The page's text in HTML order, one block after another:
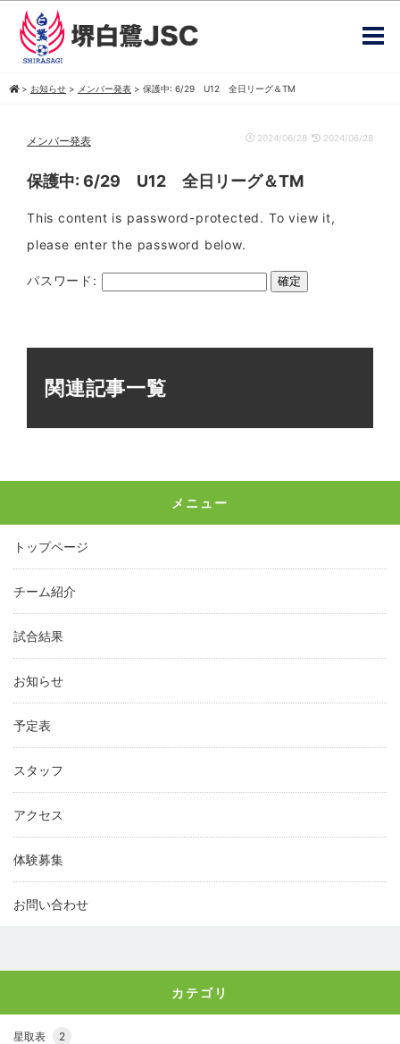
> お知らせ > メンバー発表 > 保護中: 6/29 U12 全日リーグ＆TM
メンバー発表 2024/06/28 2024/06/28
保護中: 6/29 U12 全日リーグ＆TM
This content is password-protected. To view it,
please enter the password below.
パスワード:
関連記事一覧
メニュー
トップページ
チーム紹介
試合結果
お知らせ
予定表
スタッフ
アクセス
体験募集
お問い合わせ
カテゴリ
星取表 2